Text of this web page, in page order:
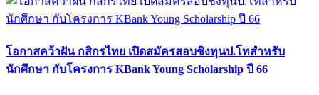
โอกาสคว้าฝัน กสิกรไทย เปิดสมัครสอบชิงทุนป.โทสำหรับ
นักศึกษา กับโครงการ KBank Young Scholarship ปี 66